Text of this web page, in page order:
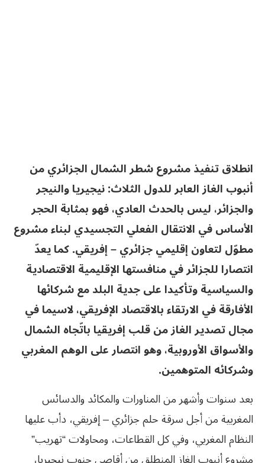
انطلاق تنفيذ مشروع شطر الشمال الجزائري من
أنبوب الغاز العابر للدول الثلاث: نيجيريا والنيجر
والجزائر، ليس بالحدث العادي، فهو بمثابة الحجر
الأساس في الانتقال الفعلي التجسيدي لبناء مشروع
مطوّل لتعاون إقليمي جزائري – إفريقي. كما يعدّ
انتصارا للجزائر في منافستها الإقليمية الاقتصادية
والسياسية وتأكيدا على جدية البلد مع شركائها
الأفارقة في الارتقاء بالاقتصاد الإفريقي، لاسيما في
مجال تصدير الغاز من قلب إفريقيا باتّجاه الشمال
والأسواق الأوروبية، وهو انتصار على الوهم المغربي
وشركائه المتوهمين.
بعد سنوات وأشهر من المناورات والمكائد والدسائس
المغربية من أجل سرقة حلم جزائري – إفريقي، دأب عليها
النظام المغربي، وفي كل القطاعات، ومحاولات “تهريب”